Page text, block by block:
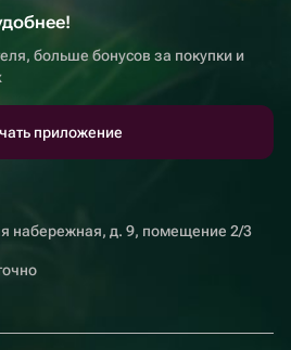
больше бонусов за покупки и
приложение
набережная, д. 9, помещение 2/3